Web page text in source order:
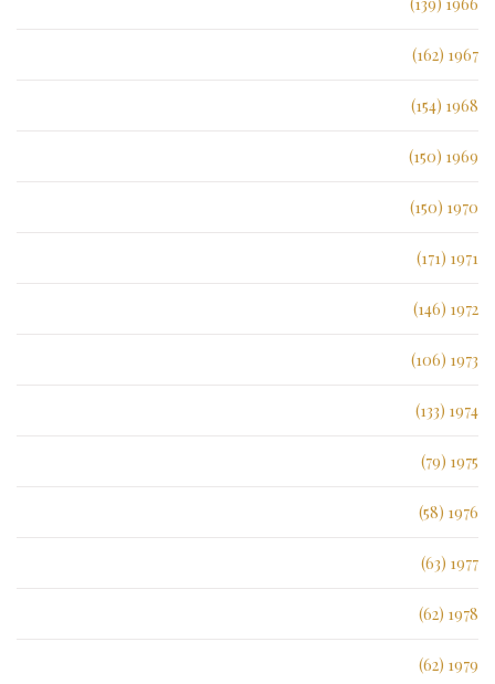
1967 (162)
1968 (154)
1969 (150)
1970 (150)
1971 (171)
1972 (146)
1973 (106)
1974 (133)
1975 (79)
1976 (58)
1977 (63)
1978 (62)
1979 (62)